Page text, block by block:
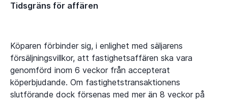
Tidsgräns för affären
Köparen förbinder sig, i enlighet med säljarens
försäljningsvillkor, att fastighetsaffären ska vara
genomförd inom 6 veckor från accepterat
köperbjudande. Om fastighetstransaktionens
slutförande dock försenas med mer än 8 veckor på